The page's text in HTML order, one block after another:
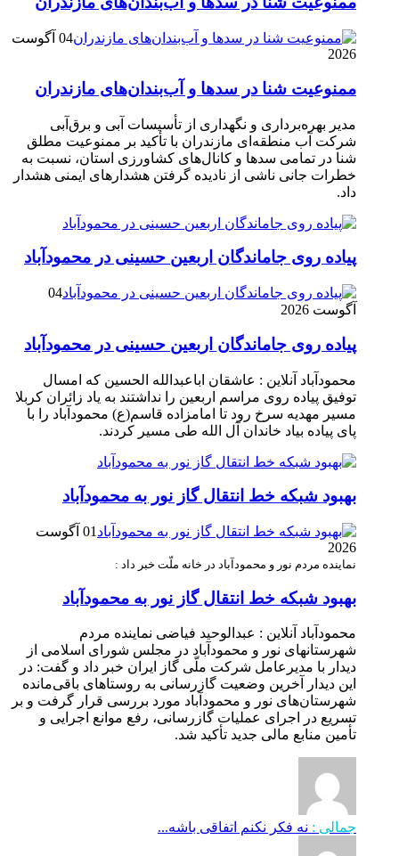
04 آگوست
2026
ممنوعیت شنا در سدها و آب‌بندان‌‌های مازندران
مدیر بهره‌برداری و نگهداری از تأسیسات آبی و برق‌آبی
شرکت آب منطقه‌ای مازندران با تأکید بر ممنوعیت مطلق
شنا در تمامی سدها و کانال‌های کشاورزی استان، نسبت به
خطرات جانی ناشی از نادیده گرفتن هشدارهای ایمنی هشدار
داد.
پیاده روی جاماندگان اربعین حسینی در محمودآباد
04
آگوست 2026
پیاده روی جاماندگان اربعین حسینی در محمودآباد
محمودآباد آنلاین : عاشقان اباعبدالله الحسین که امسال
توفیق پیاده روی مراسم اربعین را نداشتند به یاد زائران کربلا
مسیر مهدیه سرخ رود تا امامزاده قاسم(ع) محمودآباد را با
پای پیاده بیاد خاندان آل الله طی مسیر کردند.
بهبود شبکه خط انتقال گاز نور به محمودآباد
01 آگوست
2026
نماینده مردم نور و محمودآباد در خانه ملّت خبر داد :
بهبود شبکه خط انتقال گاز نور به محمودآباد
محمودآباد آنلاین : عبدالوحید فیاضی نماینده مردم
شهرستانهای نور و محمودآباد در مجلس شورای اسلامی از
دیدار با مدیرعامل شرکت ملّی گاز ایران خبر داد و گفت: در
این دیدار آخرین وضعیت گازرسانی به روستاهای باقی‌مانده
شهرستان‌های نور و محمودآباد مورد بررسی قرار گرفت و بر
تسریع در اجرای عملیات گازرسانی، رفع موانع اجرایی و
تأمین منابع مالی جدید تأکید شد.
جمالی : نه فکر نکنم اتفاقی باشه...